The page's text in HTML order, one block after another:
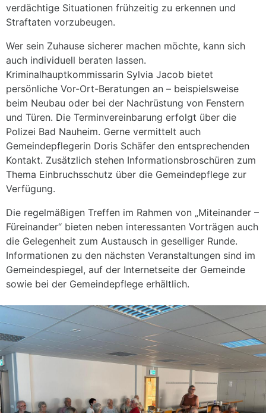
verdächtige Situationen frühzeitig zu erkennen und
Straftaten vorzubeugen.
Wer sein Zuhause sicherer machen möchte, kann sich
auch individuell beraten lassen.
Kriminalhauptkommissarin Sylvia Jacob bietet
persönliche Vor-Ort-Beratungen an – beispielsweise
beim Neubau oder bei der Nachrüstung von Fenstern
und Türen. Die Terminvereinbarung erfolgt über die
Polizei Bad Nauheim. Gerne vermittelt auch
Gemeindepflegerin Doris Schäfer den entsprechenden
Kontakt. Zusätzlich stehen Informationsbroschüren zum
Thema Einbruchsschutz über die Gemeindepflege zur
Verfügung.
Die regelmäßigen Treffen im Rahmen von „Miteinander –
Füreinander“ bieten neben interessanten Vorträgen auch
die Gelegenheit zum Austausch in geselliger Runde.
Informationen zu den nächsten Veranstaltungen sind im
Gemeindespiegel, auf der Internetseite der Gemeinde
sowie bei der Gemeindepflege erhältlich.